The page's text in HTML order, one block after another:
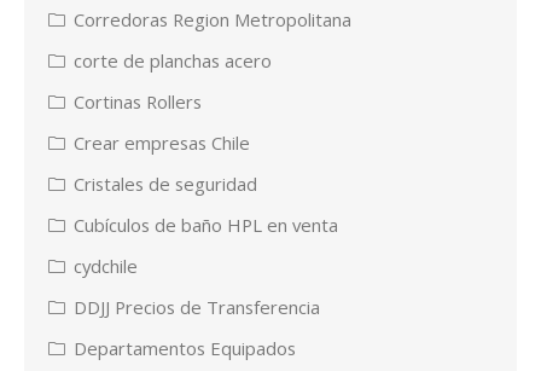
Corredoras Region Metropolitana
corte de planchas acero
Cortinas Rollers
Crear empresas Chile
Cristales de seguridad
Cubículos de baño HPL en venta
cydchile
DDJJ Precios de Transferencia
Departamentos Equipados